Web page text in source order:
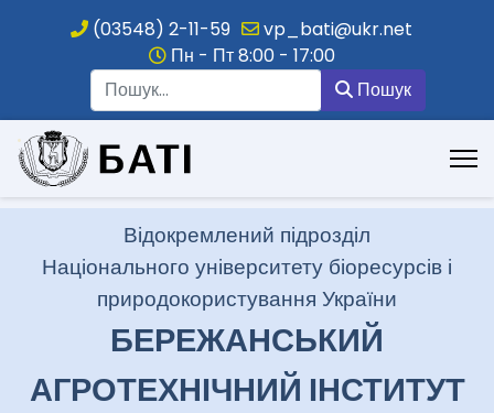
(03548) 2-11-59
vp_bati@ukr.net
Пн - Пт 8:00 - 17:00
Пошук
.
Відокремлений підрозділ
Національного університету біоресурсів і
природокористування України
БЕРЕЖАНСЬКИЙ
АГРОТЕХНІЧНИЙ ІНСТИТУТ